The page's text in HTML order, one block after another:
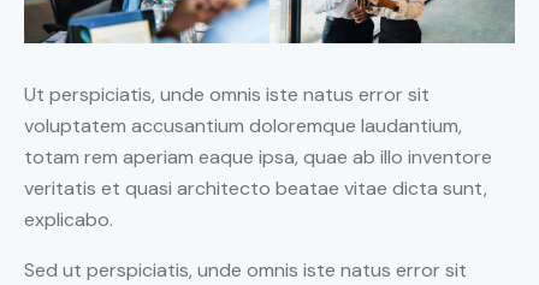
Ut perspiciatis, unde omnis iste natus error sit
voluptatem accusantium doloremque laudantium,
totam rem aperiam eaque ipsa, quae ab illo inventore
veritatis et quasi architecto beatae vitae dicta sunt,
explicabo.
Sed ut perspiciatis, unde omnis iste natus error sit